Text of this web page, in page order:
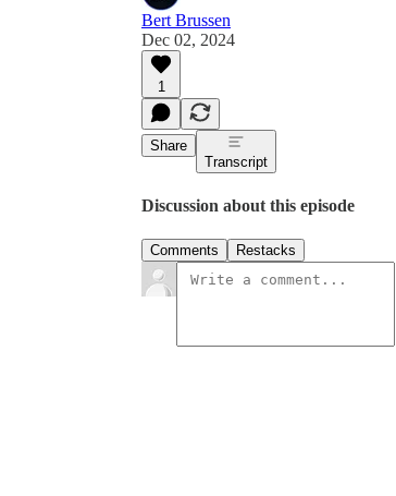
Bert Brussen
Dec 02, 2024
1
Share
Transcript
Discussion about this episode
Comments Restacks